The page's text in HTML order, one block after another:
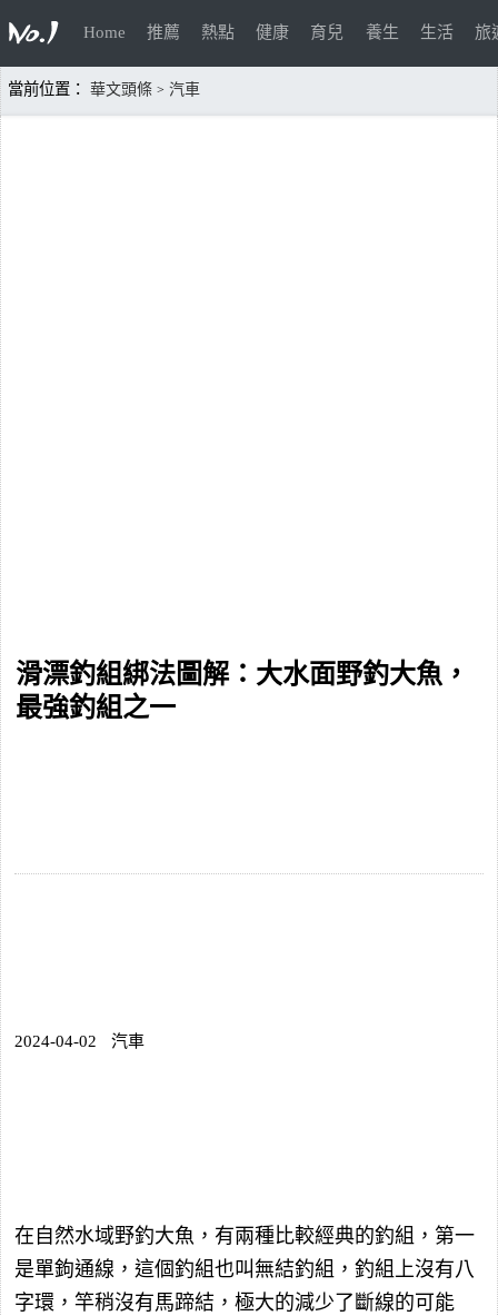
Home 推薦 熱點 健康 育兒 養生 生活 旅
當前位置： 華文頭條 > 汽車
滑漂釣組綁法圖解：大水面野釣大魚，
最強釣組之一
2024-04-02 汽車
在自然水域野釣大魚，有兩種比較經典的釣組，第一
是單鉤通線，這個釣組也叫無結釣組，釣組上沒有八
字環，竿稍沒有馬蹄結，極大的減少了斷線的可能